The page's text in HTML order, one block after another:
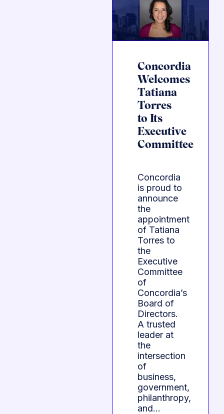
Concordia
Welcomes
Tatiana
Torres
to Its
Executive
Committee
Concordia
is proud to
announce
the
appointment
of Tatiana
Torres to
the
Executive
Committee
of
Concordia’s
Board of
Directors.
A trusted
leader at
the
intersection
of
business,
government,
philanthropy,
and…